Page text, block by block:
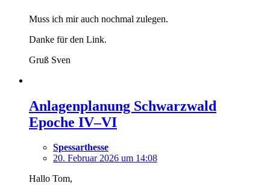
Muss ich mir auch nochmal zulegen.
Danke für den Link.
Gruß Sven
Anlagenplanung Schwarzwald
Epoche IV–VI
Spessarthesse
20. Februar 2026 um 14:08
Hallo Tom,